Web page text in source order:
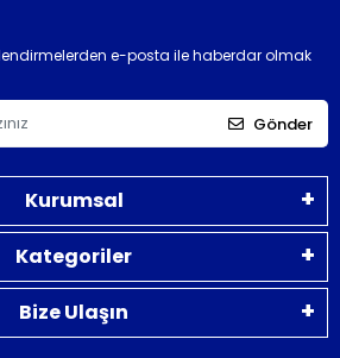
e-posta ile haberdar olmak
Gönder
Kurumsal
Kategoriler
Bize Ulaşın